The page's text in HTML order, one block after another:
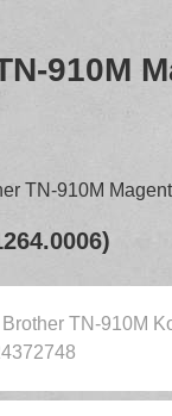
910M
TN-910M
Brother TN-910M